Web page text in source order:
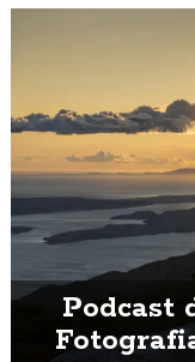
Podcast